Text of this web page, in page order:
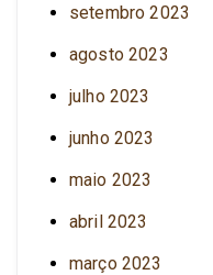
setembro 2023
agosto 2023
julho 2023
junho 2023
maio 2023
abril 2023
março 2023